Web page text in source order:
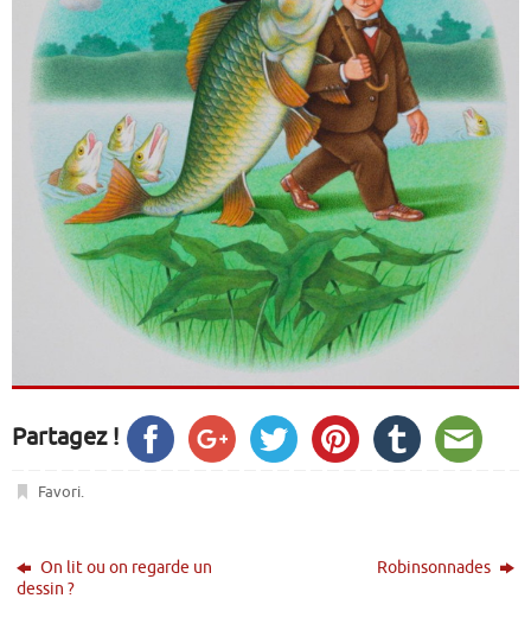
Partagez !
Favori.
On lit ou on regarde un
dessin ?
Robinsonnades